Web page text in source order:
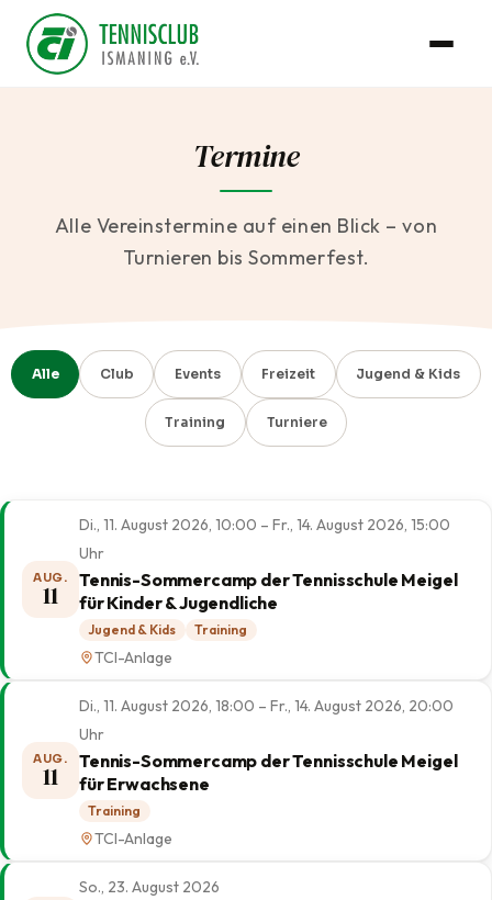
Termine
Alle Vereinstermine auf einen Blick – von
Turnieren bis Sommerfest.
Alle Club Events Freizeit Jugend & Kids
Training Turniere
AUG.
11
Di., 11. August 2026, 10:00 – Fr., 14. August 2026, 15:00
Uhr
Tennis-Sommercamp der Tennisschule Meigel
für Kinder & Jugendliche
Jugend & Kids Training
TCI-Anlage
AUG.
11
Di., 11. August 2026, 18:00 – Fr., 14. August 2026, 20:00
Uhr
Tennis-Sommercamp der Tennisschule Meigel
für Erwachsene
Training
TCI-Anlage
So., 23. August 2026